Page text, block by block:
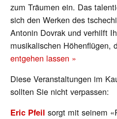
zum Träumen ein. Das
sich den Werken des
Antonin Dovrak und verhilft
musikalischen Höhenflügen,
entgehen lassen »
Diese Veranstaltungen im
sollten Sie nicht verpassen:
Eric Pfeil sorgt mit seinem